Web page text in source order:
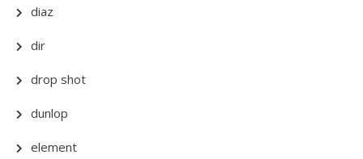
diaz
dir
drop shot
dunlop
element